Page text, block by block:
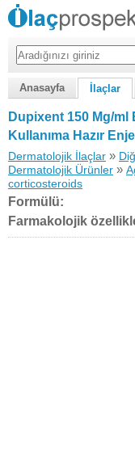
Anasayfa İlaçlar
Dupixent 150 Mg/
Kullanıma Hazır
Dermatolojik İlaçlar »
Dermatolojik Ürünler »
corticosteroids
Formülü:
Farmakolojik